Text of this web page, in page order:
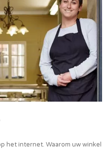
het internet. Waarom uw winkel